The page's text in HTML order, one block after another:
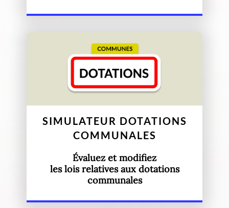
SIMULATEUR DOTATIONS
COMMUNALES
Évaluez et modifiez
les lois relatives aux dotations
communales